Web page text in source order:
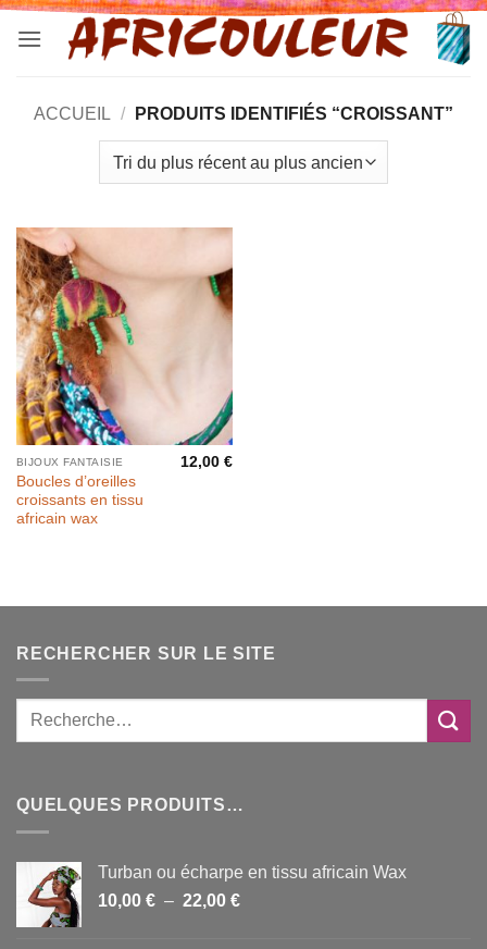
Passer
ACCUEIL / PRODUITS IDENTIFIÉS “CROISSANT”
BIJOUX FANTAISIE
Boucles d’oreilles
croissants en tissu
africain wax
12,00€
RECHERCHER SUR LE SITE
QUELQUES PRODUITS…
Turban ou écharpe en tissu africain Wax
10,00 € – 22,00 €Plage